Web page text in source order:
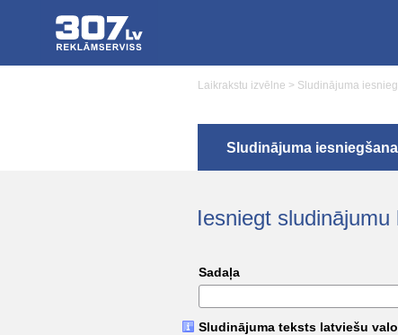
Laikrakstu izvēlne > Sludinājuma
Sludinājuma
Iesniegt
Sadaļa
Sludinājuma teksts latviešu